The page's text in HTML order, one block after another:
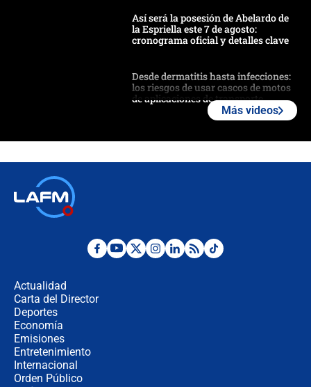
Así será la posesión de Abelardo de
la Espriella este 7 de agosto:
cronograma oficial y detalles clave
Desde dermatitis hasta infecciones:
los riesgos de usar cascos de motos
de aplicaciones de transporte
Posesión de Abelardo De La Espriella
Más videos
Actualidad
Carta del Director
Deportes
Economía
Emisiones
Entretenimiento
Internacional
Orden Público